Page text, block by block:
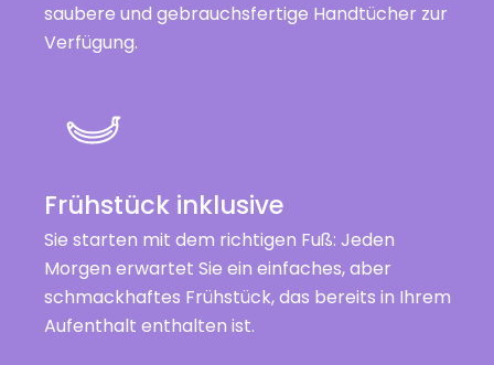
saubere und gebrauchsfertige Handtücher zur
Verfügung.
Frühstück inklusive
Sie starten mit dem richtigen Fuß: Jeden
Morgen erwartet Sie ein einfaches, aber
schmackhaftes Frühstück, das bereits in Ihrem
Aufenthalt enthalten ist.